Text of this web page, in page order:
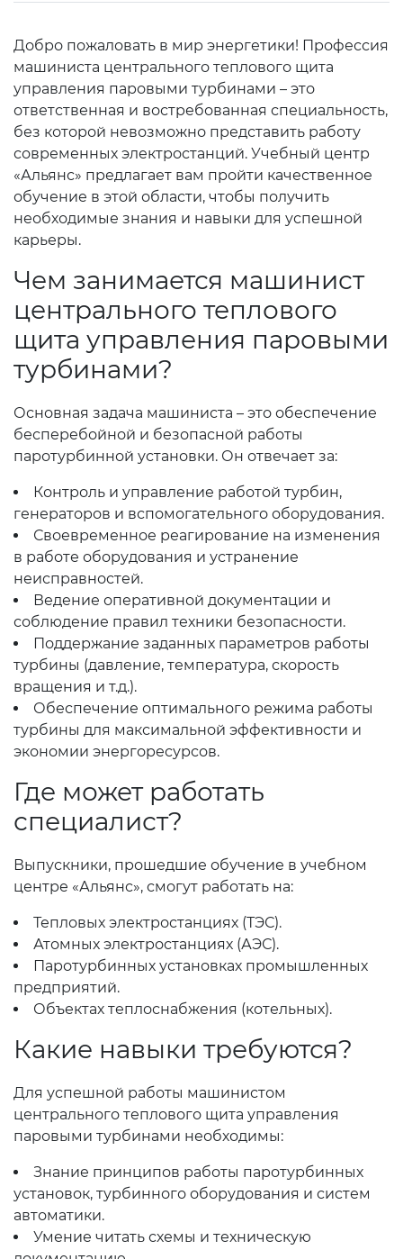
Добро пожаловать в мир энергетики! Профессия
машиниста центрального теплового щита
управления паровыми турбинами – это
ответственная и востребованная специальность,
без которой невозможно представить работу
современных электростанций. Учебный центр
«Альянс» предлагает вам пройти качественное
обучение в этой области, чтобы получить
необходимые знания и навыки для успешной
карьеры.
Чем занимается машинист
центрального теплового
щита управления паровыми
турбинами?
Основная задача машиниста – это обеспечение
бесперебойной и безопасной работы
паротурбинной установки. Он отвечает за:
Контроль и управление работой турбин,
генераторов и вспомогательного оборудования.
Своевременное реагирование на изменения
в работе оборудования и устранение
неисправностей.
Ведение оперативной документации и
соблюдение правил техники безопасности.
Поддержание заданных параметров работы
турбины (давление, температура, скорость
вращения и т.д.).
Обеспечение оптимального режима работы
турбины для максимальной эффективности и
экономии энергоресурсов.
Где может работать
специалист?
Выпускники, прошедшие обучение в учебном
центре «Альянс», смогут работать на:
Тепловых электростанциях (ТЭС).
Атомных электростанциях (АЭС).
Паротурбинных установках промышленных
предприятий.
Объектах теплоснабжения (котельных).
Какие навыки требуются?
Для успешной работы машинистом
центрального теплового щита управления
паровыми турбинами необходимы:
Знание принципов работы паротурбинных
установок, турбинного оборудования и систем
автоматики.
Умение читать схемы и техническую